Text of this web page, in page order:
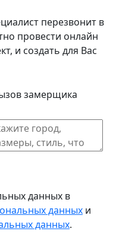
перезвонит в
провести онлайн
и создать для Вас
замерщика
данных в
данных и
данных.